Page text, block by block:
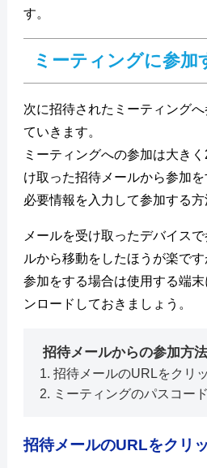
す。
ミーティングに参加
次に招待されたミーティング
ていきます。
ミーティングへの参加は大き
け取った招待メールから参加
必要情報を入力して参加する方
メールを受け取ったデバイス
ルから移動をしたほうが楽で
参加をする場合は使用する端
ンロードしておきましょう。
招待メールからの参加方法
招待メールのURLをクリ
ミーティングのパスコー
招待メールのURLをクリ